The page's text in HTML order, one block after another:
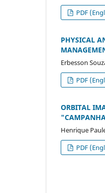
PDF
PHYSICAL
Erbesson
PDF
ORBITAL
Henrique
PDF